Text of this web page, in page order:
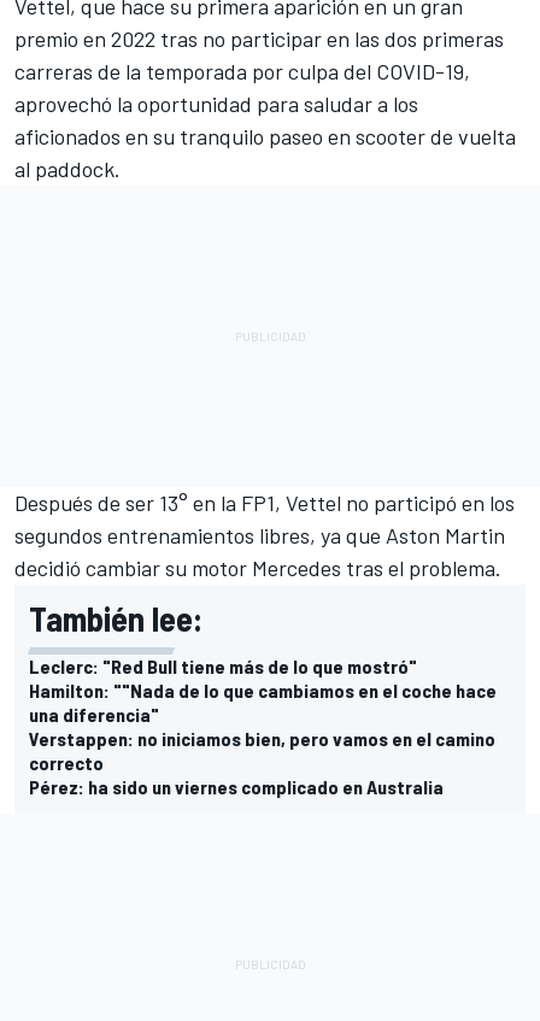
Vettel, que hace su primera aparición en un gran
premio en 2022 tras no participar en las dos primeras
carreras de la temporada por culpa del COVID-19,
aprovechó la oportunidad para saludar a los
aficionados en su tranquilo paseo en scooter de vuelta
al paddock.
Después de ser 13° en la FP1, Vettel no participó en los
segundos entrenamientos libres, ya que Aston Martin
decidió cambiar su motor Mercedes tras el problema.
También lee:
Leclerc: "Red Bull tiene más de lo que mostró"
Hamilton: ""Nada de lo que cambiamos en el coche hace
una diferencia"
Verstappen: no iniciamos bien, pero vamos en el camino
correcto
Pérez: ha sido un viernes complicado en Australia